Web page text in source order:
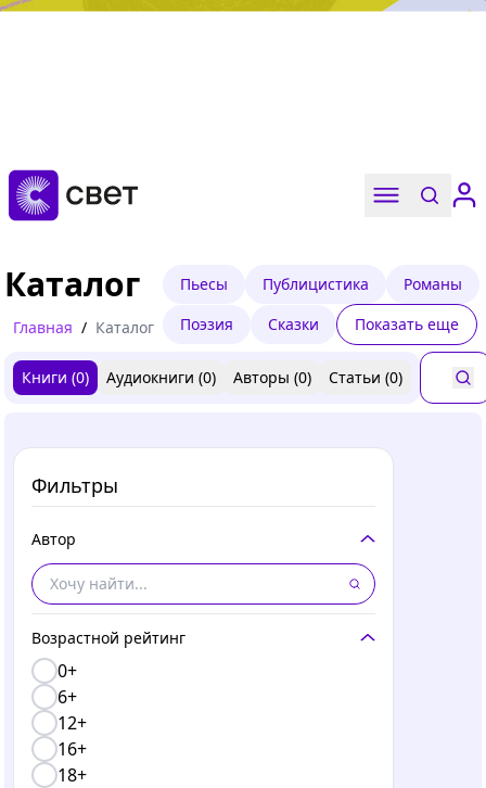
Дружба, любовь, взросление
Читать
Каталог
Главная / Каталог
Пьесы Публицистика
Романы
Поэзия
Сказки Показать еще
Книги (0) Аудиокниги (0) Авторы (0) Статьи (0)
Фильтры
Автор
Возрастной рейтинг
0+
6+
12+
16+
18+